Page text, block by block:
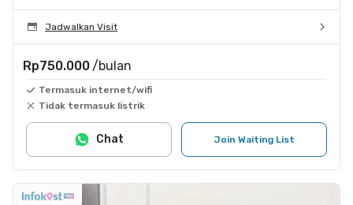
Jadwalkan Visit
Rp750.000 /bulan
Termasuk internet/wifi
Tidak termasuk listrik
Join Waiting List
Chat